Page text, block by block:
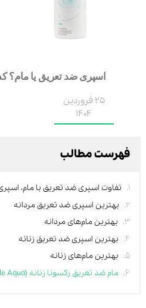
اسپری ضد تعریق یا مام؟
25 فروردین
1404
فهرست مطالب
تفاوت اسپری ضد تعریق با مام،
بهترین اسپری ضد تعریق مردانه
بهترین مام‌های مردانه
بهترین اسپری ضد تعریق زنانه
بهترین مام‌های زنانه
مام ضد تعریق رکسونا زنانه (Rexona Invisible Aqua)